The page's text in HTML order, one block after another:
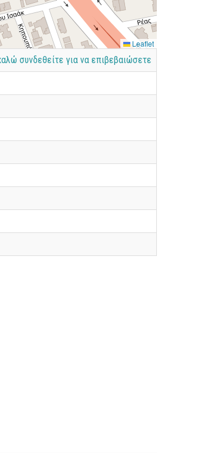
Leaflet
συνδεθείτε για να επιβεβαιώσετε